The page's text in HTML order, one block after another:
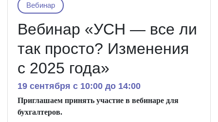
Вебинар
Вебинар «УСН — все ли
так просто? Изменения
с 2025 года»
19 сентября c 10:00 до 14:00
Приглашаем принять участие в вебинаре для
бухгалтеров.